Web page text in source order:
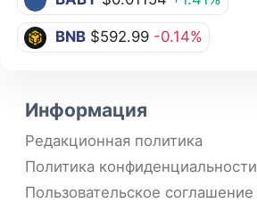
BNB $592.99 -0.14%
Информация
Редакционная политика
Политика конфиденциальности
Пользовательское соглашение